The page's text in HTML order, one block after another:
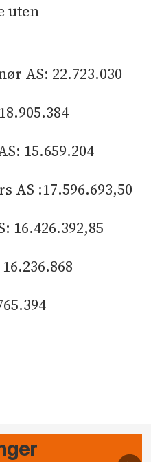
uten
AS: 22.723.030
15.659.204
AS :17.596.693,50
16.426.392,85